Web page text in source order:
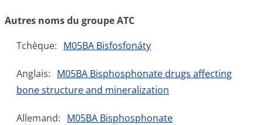
Autres noms du groupe ATC
Tchèque: M05BA Bisfosfonáty
Anglais: M05BA Bisphosphonate drugs affecting
bone structure and mineralization
Allemand: M05BA Bisphosphonate